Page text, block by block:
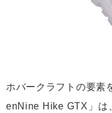
ホバークラフトの要素
enNine Hike GTX」は